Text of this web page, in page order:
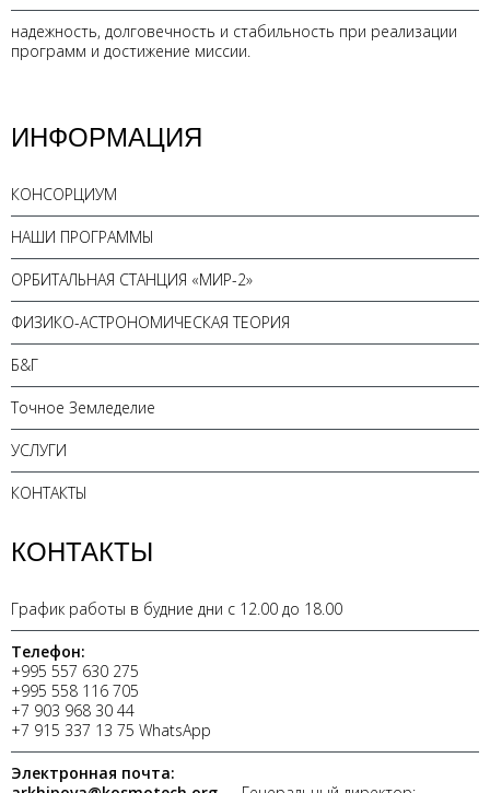
надежность, долговечность и стабильность при реализации
программ и достижение миссии.
ИНФОРМАЦИЯ
КОНСОРЦИУМ
НАШИ ПРОГРАММЫ
ОРБИТАЛЬНАЯ СТАНЦИЯ «МИР-2»
ФИЗИКО-АСТРОНОМИЧЕСКАЯ ТЕОРИЯ
Б&Г
Точное Земледелие
УСЛУГИ
КОНТАКТЫ
КОНТАКТЫ
График работы в будние дни с 12.00 до 18.00
Телефон:
+995 557 630 275
+995 558 116 705
+7 903 968 30 44
+7 915 337 13 75 WhatsApp
Электронная почта: